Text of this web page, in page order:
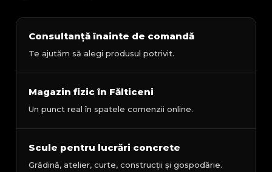
Consultanță înainte de comandă
Te ajutăm să alegi produsul potrivit.
Magazin fizic în Fălticeni
Un punct real în spatele comenzii online.
Scule pentru lucrări concrete
Grădină, atelier, curte, construcții și gospodărie.